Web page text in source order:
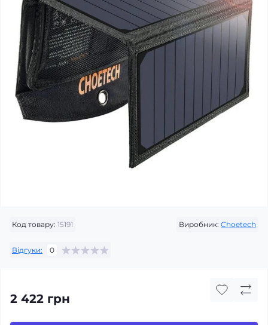
Код товару: 15191 Виробник: Choetech
Відгуки: 0
2 422 грн